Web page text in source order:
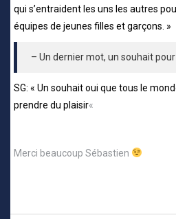
qui s’entraident les uns les autres
équipes de jeunes filles et garçons. »
– Un dernier mot, un souhait
SG: « Un souhait oui que tous le
prendre du plaisir«
Merci beaucoup Sébastien